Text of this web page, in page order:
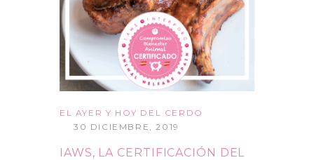
EL AYER Y HOY DEL CERDO
30 DICIEMBRE, 2019
IAWS, LA CERTIFICACIÓN DEL